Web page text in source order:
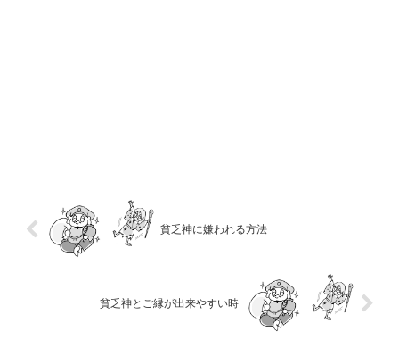
貧乏神に嫌われる方法
貧乏神とご縁が出来やすい時